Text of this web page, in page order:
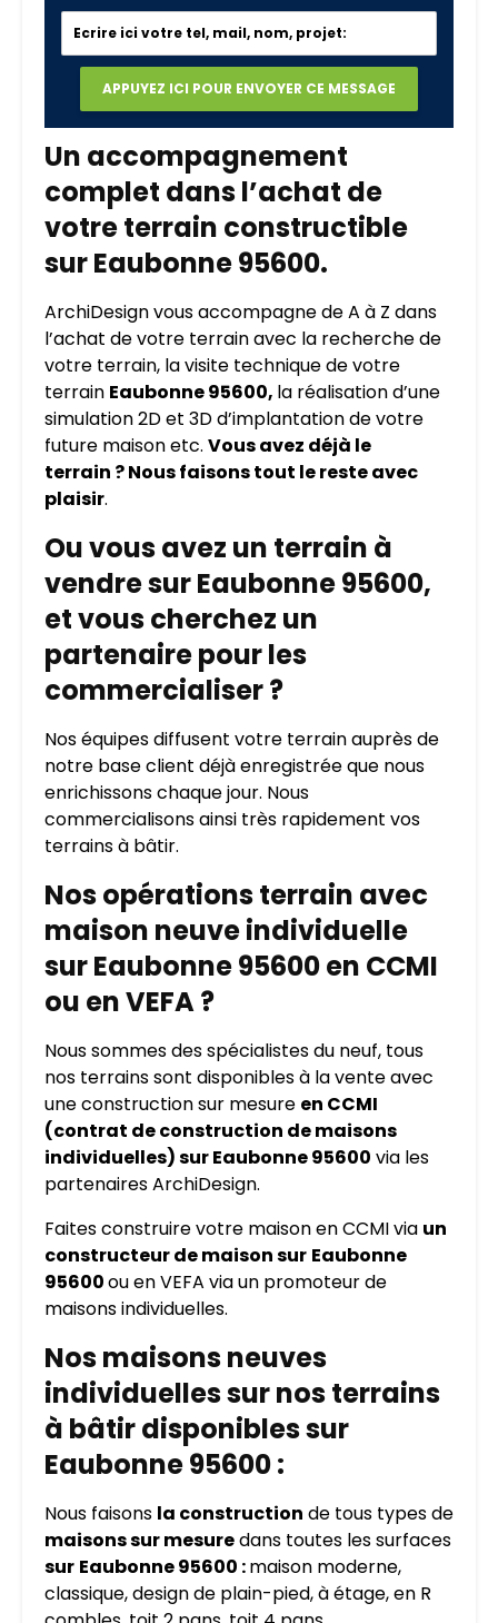
Un accompagnement
complet dans l’achat de
votre terrain constructible
sur Eaubonne 95600.
ArchiDesign vous accompagne de A à Z dans
l’achat de votre terrain avec la recherche de
votre terrain, la visite technique de votre
terrain Eaubonne 95600, la réalisation d’une
simulation 2D et 3D d’implantation de votre
future maison etc. Vous avez déjà le
terrain ? Nous faisons tout le reste avec
plaisir.
Ou vous avez un terrain à
vendre sur Eaubonne 95600,
et vous cherchez un
partenaire pour les
commercialiser ?
Nos équipes diffusent votre terrain auprès de
notre base client déjà enregistrée que nous
enrichissons chaque jour. Nous
commercialisons ainsi très rapidement vos
terrains à bâtir.
Nos opérations terrain avec
maison neuve individuelle
sur Eaubonne 95600 en CCMI
ou en VEFA ?
Nous sommes des spécialistes du neuf, tous
nos terrains sont disponibles à la vente avec
une construction sur mesure en CCMI
(contrat de construction de maisons
individuelles) sur Eaubonne 95600 via les
partenaires ArchiDesign.
Faites construire votre maison en CCMI via un
constructeur de maison sur Eaubonne
95600ou en VEFA via un promoteur de
maisons individuelles.
Nos maisons neuves
individuelles sur nos terrains
à bâtir disponibles sur
Eaubonne 95600 :
Nous faisons la construction de tous types de
maisons sur mesuredans toutes les surfaces
sur Eaubonne 95600 :maison moderne,
classique, design de plain-pied, à étage, en R